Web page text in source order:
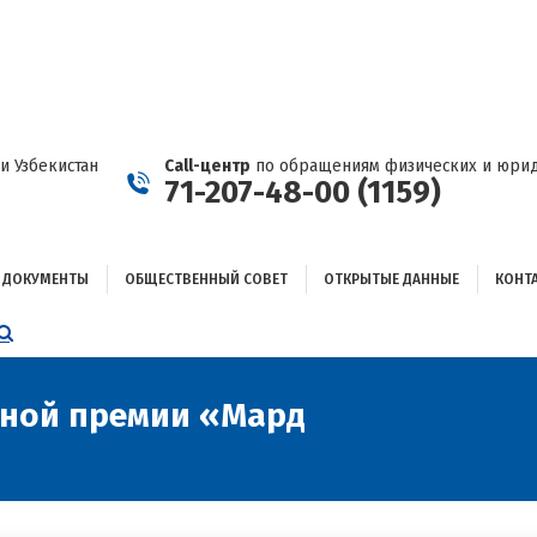
Узбекистан Call-центр по обращениям физических и
71-207-48-00 (1159)
ДОКУМЕНТЫ ОБЩЕСТВЕННЫЙ СОВЕТ ОТКРЫТЫЕ ДАННЫЕ
премии «Мард